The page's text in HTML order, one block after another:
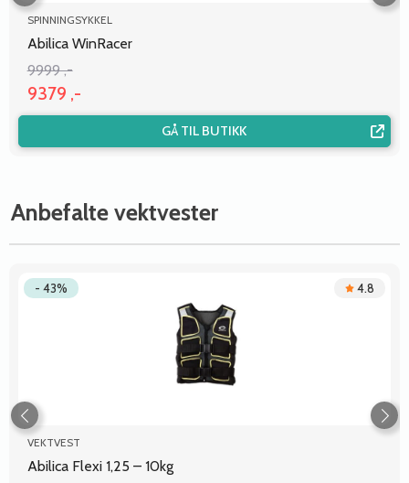
SPINNINGSYKKEL
Abilica WinRacer
9999 ,-
9379 ,-
GÅ TIL BUTIKK
Anbefalte vektvester
- 43% 4.8
VEKTVEST
Abilica Flexi 1,25 – 10kg